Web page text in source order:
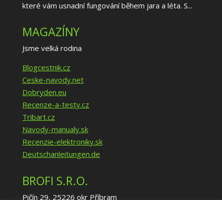
které vám usnadní fungování během jara a léta. S...
MAGAZÍNY
Jsme velká rodina
Blogcestnik.cz
Ceske-navody.net
Dobryden.eu
Recenze-a-testy.cz
Tribart.cz
Navody-manualy.sk
Recenzie-elektroniky.sk
Deutschanleitungen.de
BROFI S.R.O.
Pičín 29, 25226 okr Příbram